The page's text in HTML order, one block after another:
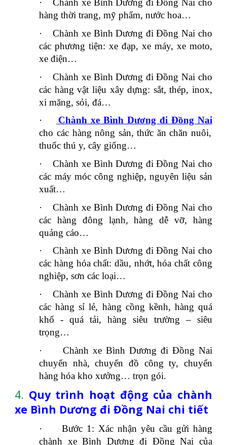
·
Chành xe Bình Dương đi Đồng Nai cho
hàng thời trang, mỹ phẩm, nước hoa…
·
Chành xe Bình Dương đi Đồng Nai cho
các phương tiện: xe đạp, xe máy, xe moto,
xe điện…
·
Chành xe Bình Dương đi Đồng Nai cho
các hàng vật liệu xây dựng: sắt, thép, inox,
xi măng, sỏi, đá…
·
Chành xe Bình Dương đi Đồng Nai
cho các hàng nông sản, thức ăn chăn nuôi,
thuốc thú y, cây giống…
·
Chành xe Bình Dương đi Đồng Nai cho
các máy móc công nghiệp, nguyên liệu sản
xuất…
·
Chành xe Bình Dương đi Đồng Nai cho
các hàng đông lạnh, hàng dễ vỡ, hàng
quảng cáo…
·
Chành xe Bình Dương đi Đồng Nai cho
các hàng hóa chất: dầu, nhớt, hóa chất công
nghiệp, sơn các loại…
·
Chành xe Bình Dương đi Đồng Nai cho
các hàng sỉ lẻ, hàng cồng kềnh, hàng quá
khổ - quá tải, hàng siêu trường – siêu
trọng…
·
Chành xe Bình Dương đi Đồng Nai
chuyển nhà, chuyển đồ công ty, chuyển
hàng hóa kho xưởng… trọn gói.
4. Quy trình hoạt động của chành
xe Bình Dương đi Đồng Nai chi tiết
·
Bước 1: Xác nhận yêu cầu gửi hàng
chành xe Bình Dương đi Đồng Nai của